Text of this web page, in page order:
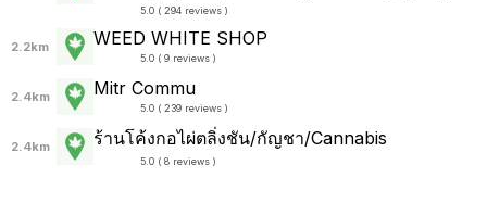
5.0 ( 294 reviews )
2.2km WEED WHITE SHOP
5.0 ( 9 reviews )
2.4km Mitr Commu
5.0 ( 239 reviews )
2.4km ร้านโค้งกอไผ่ตลิ่งชัน/กัญชา/Cannabis
5.0 ( 8 reviews )